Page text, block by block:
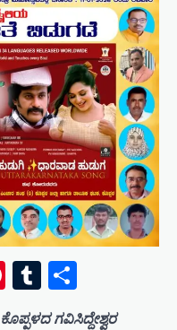
Pinterest
Tumblr
ಗವಿಸಿದ್ದೇಶ್ವರ